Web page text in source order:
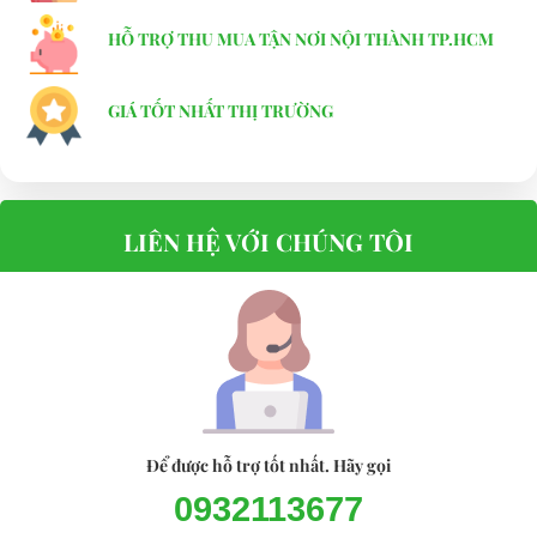
Xe điện chở hàng 2 chỗ LT-A2.H2 LVTONG
2. XE ĐIỆN SÂN GOLF LVTONG_A2.H2 chỗ phù hợp với
HỖ TRỢ THU MUA TẬN NƠI NỘI THÀNH TP.HCM
GIÁ TỐT NHẤT THỊ TRƯỜNG
LIÊN HỆ VỚI CHÚNG TÔI
Để được hỗ trợ tốt nhất. Hãy gọi
0932113677